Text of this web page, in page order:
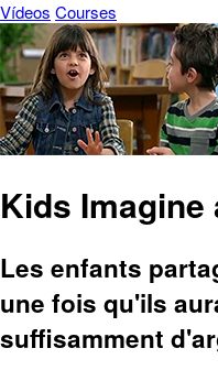
Vídeos Courses
Kids Imagine
Les enfants
une fois qu'ils
suffisamment